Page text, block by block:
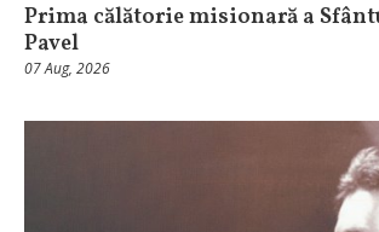
Prima călătorie misionară a
Pavel
07 Aug, 2026